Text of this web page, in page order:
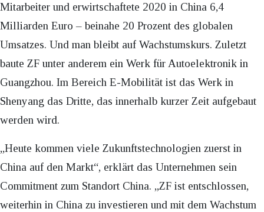
Mitarbeiter und erwirtschaftete 2020 in China 6,4
Milliarden Euro – beinahe 20 Prozent des globalen
Umsatzes. Und man bleibt auf Wachstumskurs. Zuletzt
baute ZF unter anderem ein Werk für Autoelektronik in
Guangzhou. Im Bereich E-Mobilität ist das Werk in
Shenyang das Dritte, das innerhalb kurzer Zeit aufgebaut
werden wird.
„Heute kommen viele Zukunftstechnologien zuerst in
China auf den Markt“, erklärt das Unternehmen sein
Commitment zum Standort China. „ZF ist entschlossen,
weiterhin in China zu investieren und mit dem Wachstum